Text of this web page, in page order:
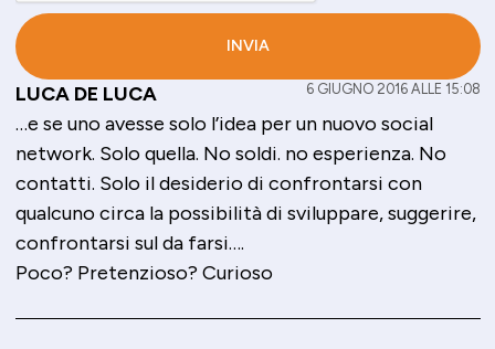
LUCA DE LUCA 6 GIUGNO 2016 ALLE 15:08
…e se uno avesse solo l’idea per un nuovo social
network. Solo quella. No soldi. no esperienza. No
contatti. Solo il desiderio di confrontarsi con
qualcuno circa la possibilità di sviluppare, suggerire,
confrontarsi sul da farsi….
Poco? Pretenzioso? Curioso